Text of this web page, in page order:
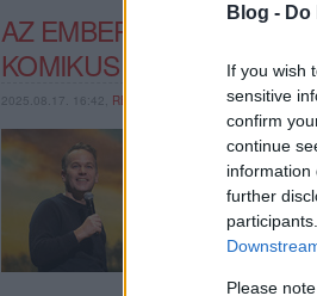
Blog -
If you wish
sensitive
confirm
continue
information
further
Please
AZ EMBER
KOMIKUS
2025.08.17. 16:42, RECORDER.HU
Egy stand-up akkor
zseniálisat akar
azért is
nélkül nevezhetnénk